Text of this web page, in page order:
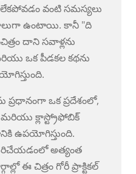
వంటి సమస్యలు
ఉంటాయి. కానీ "ది
దాని సవాళ్లను
ఒక పీడకల కథను
ప్రధానంగా ఒక ప్రదేశంలో,
క్లాస్ట్రోఫోబిక్
ఉపయోగిస్తుంది.
అత్యంత
ఈ చిత్రం గోరీ ప్రాక్టికల్